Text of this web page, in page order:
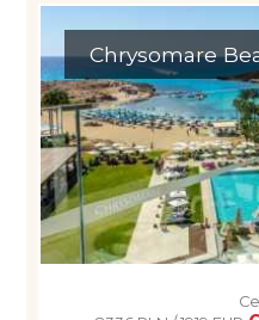
Chrysomare